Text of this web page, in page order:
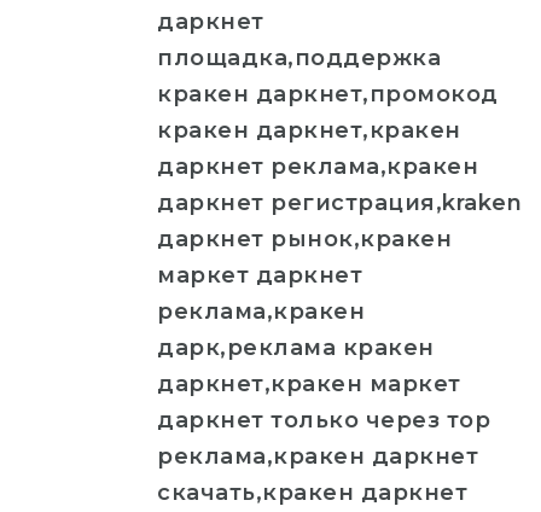
даркнет
площадка,поддержка
кракен даркнет,промокод
кракен даркнет,кракен
даркнет реклама,кракен
даркнет регистрация,kraken
даркнет рынок,кракен
маркет даркнет
реклама,кракен
дарк,реклама кракен
даркнет,кракен маркет
даркнет только через тор
реклама,кракен даркнет
скачать,кракен даркнет